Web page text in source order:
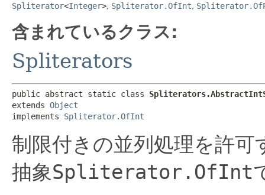
Spliterator<Integer>, Spliterator.OfInt,
含まれているクラス:
Spliterators
public abstract static class
extends Object
implements Spliterator.OfInt
制限付きの並列処理を許可
抽象Spliterator.OfInt